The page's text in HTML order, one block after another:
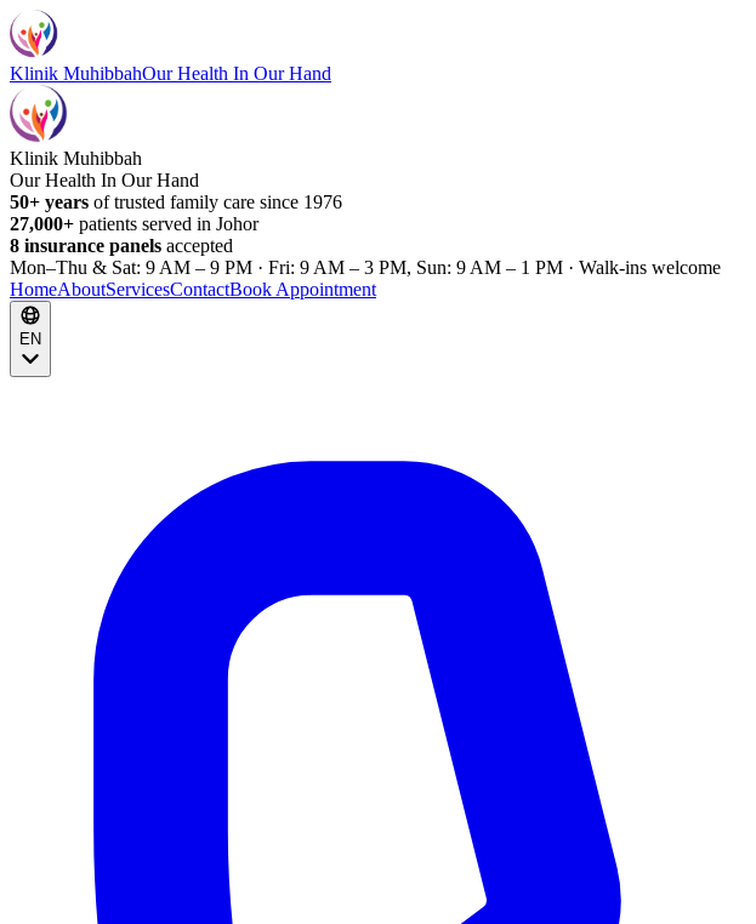
Klinik MuhibbahOur Health In Our Hand
Klinik Muhibbah
Our Health In Our Hand
50+ years of trusted family care since 1976
27,000+ patients served in Johor
8 insurance panels accepted
Mon–Thu & Sat: 9 AM – 9 PM · Fri: 9 AM – 3 PM, Sun: 9 AM – 1 PM · Walk-ins welcome
HomeAboutServicesContactBook Appointment
EN